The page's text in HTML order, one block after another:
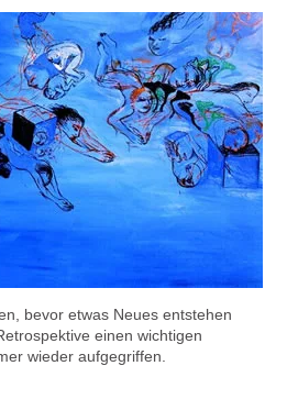
bevor etwas Neues entstehen
einen wichtigen
wieder aufgegriffen.